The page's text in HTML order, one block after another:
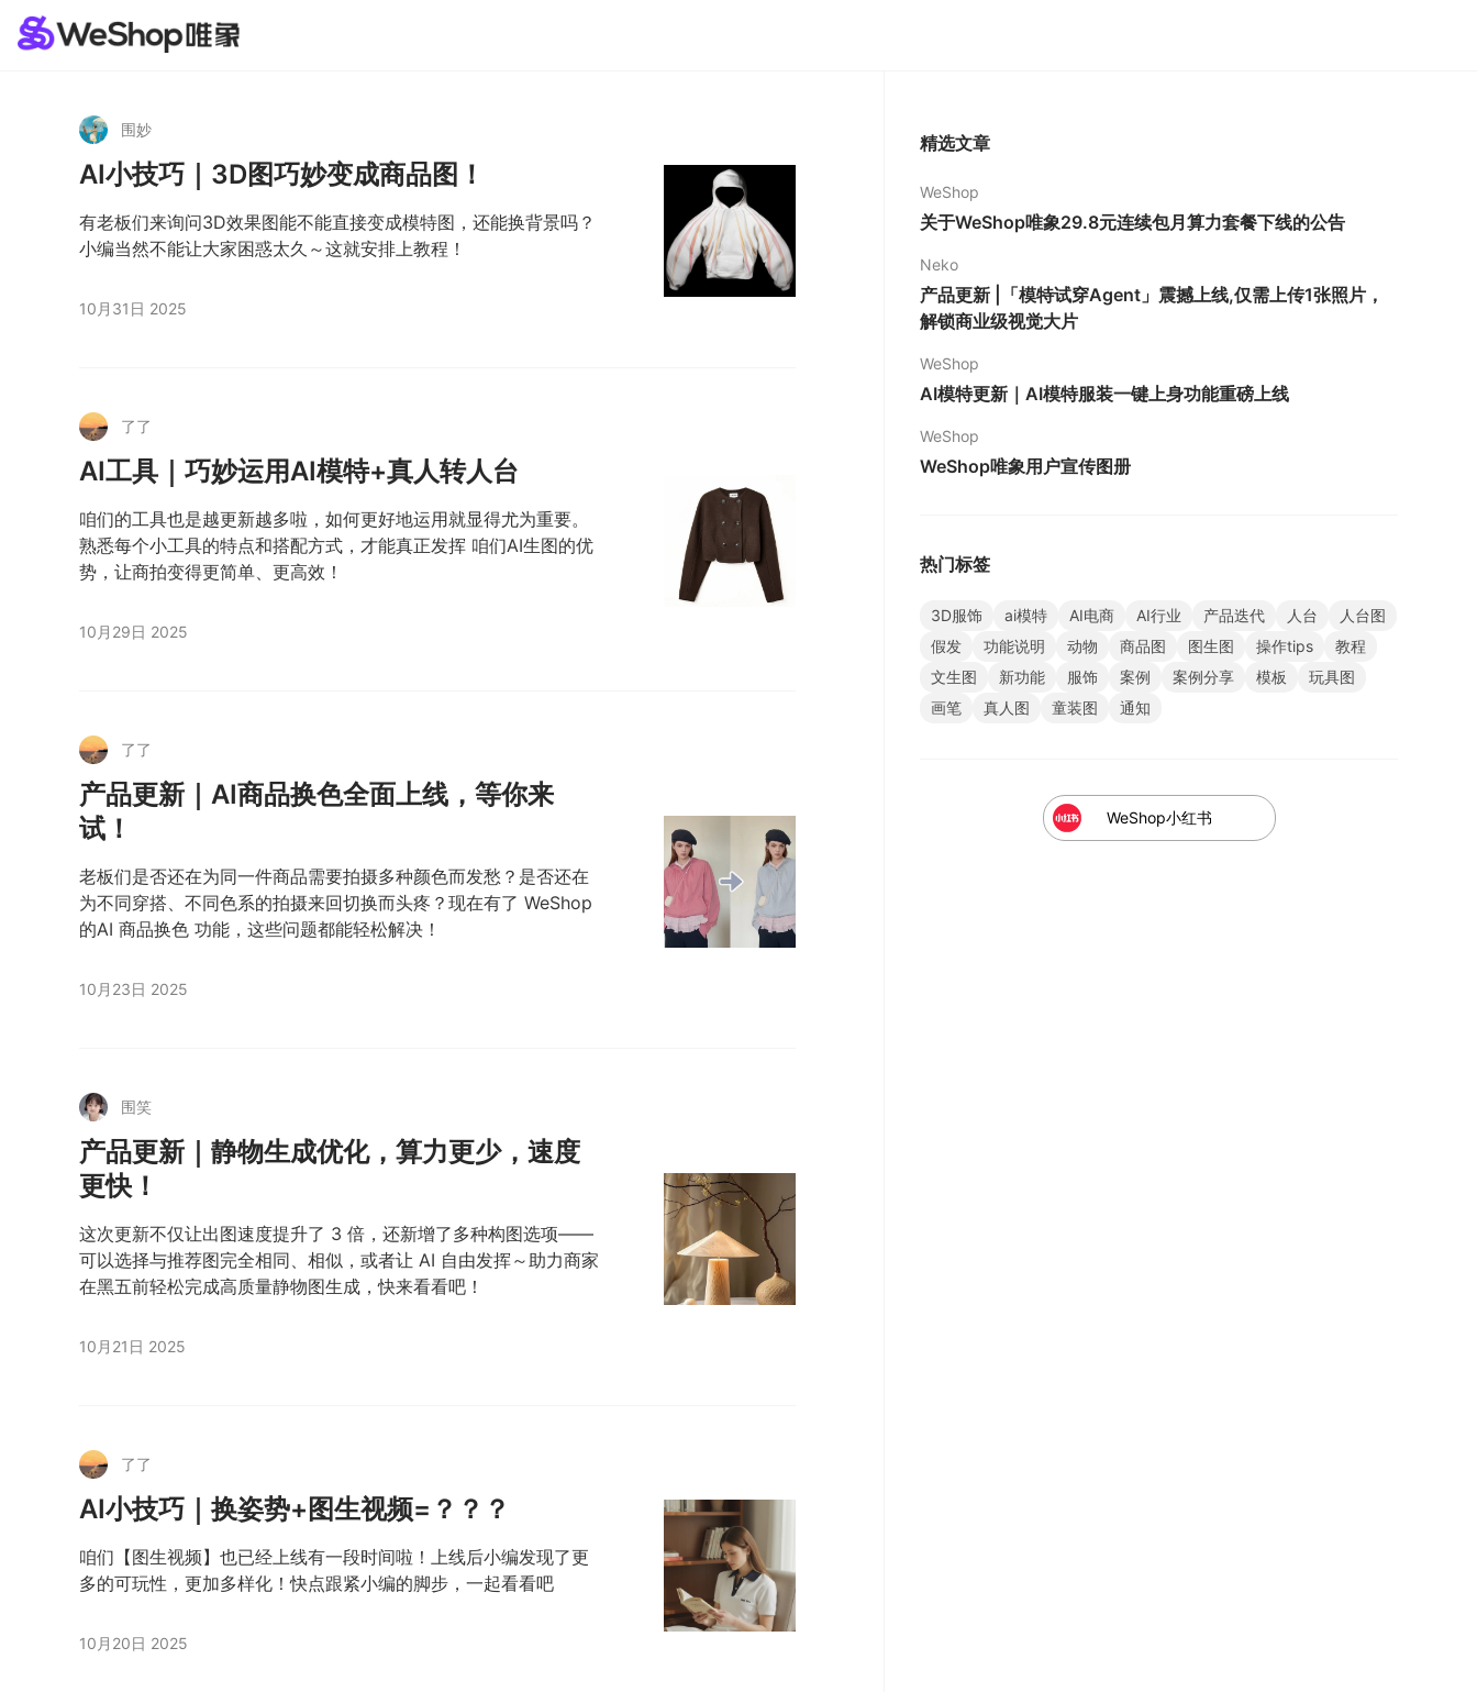
围妙
AI小技巧｜3D图巧妙变成商品图！
有老板们来询问3D效果图能不能直接变成模特图，还能换背景吗？
小编当然不能让大家困惑太久～这就安排上教程！
10月31日 2025
了了
AI工具｜巧妙运用AI模特+真人转人台
咱们的工具也是越更新越多啦，如何更好地运用就显得尤为重要。
熟悉每个小工具的特点和搭配方式，才能真正发挥 咱们AI生图的优
势，让商拍变得更简单、更高效！
10月29日 2025
了了
产品更新｜AI商品换色全面上线，等你来
试！
老板们是否还在为同一件商品需要拍摄多种颜色而发愁？是否还在
为不同穿搭、不同色系的拍摄来回切换而头疼？现在有了 WeShop
的AI 商品换色 功能，这些问题都能轻松解决！
10月23日 2025
围笑
产品更新｜静物生成优化，算力更少，速度
更快！
这次更新不仅让出图速度提升了 3 倍，还新增了多种构图选项——
可以选择与推荐图完全相同、相似，或者让 AI 自由发挥～助力商家
在黑五前轻松完成高质量静物图生成，快来看看吧！
10月21日 2025
了了
AI小技巧｜换姿势+图生视频=？？？
咱们【图生视频】也已经上线有一段时间啦！上线后小编发现了更
多的可玩性，更加多样化！快点跟紧小编的脚步，一起看看吧
10月20日 2025
精选文章
WeShop
关于WeShop唯象29.8元连续包月算力套餐下线的公告
Neko
产品更新 |「模特试穿Agent」震撼上线,仅需上传1张照片，
解锁商业级视觉大片
WeShop
AI模特更新｜AI模特服装一键上身功能重磅上线
WeShop
WeShop唯象用户宣传图册
热门标签
3D服饰 ai模特 AI电商 AI行业 产品迭代 人台
人台图
假发
功能说明 动物 商品图 图生图 操作tips
教程
文生图
新功能 服饰 案例 案例分享 模板
玩具图
画笔
真人图 童装图 通知
WeShop小红书